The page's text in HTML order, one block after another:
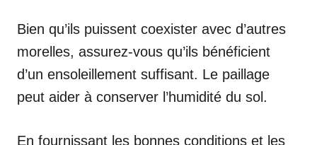
Bien qu’ils puissent coexister avec d’autres
morelles, assurez-vous qu’ils bénéficient
d’un ensoleillement suffisant. Le paillage
peut aider à conserver l’humidité du sol.
En fournissant les bonnes conditions et les